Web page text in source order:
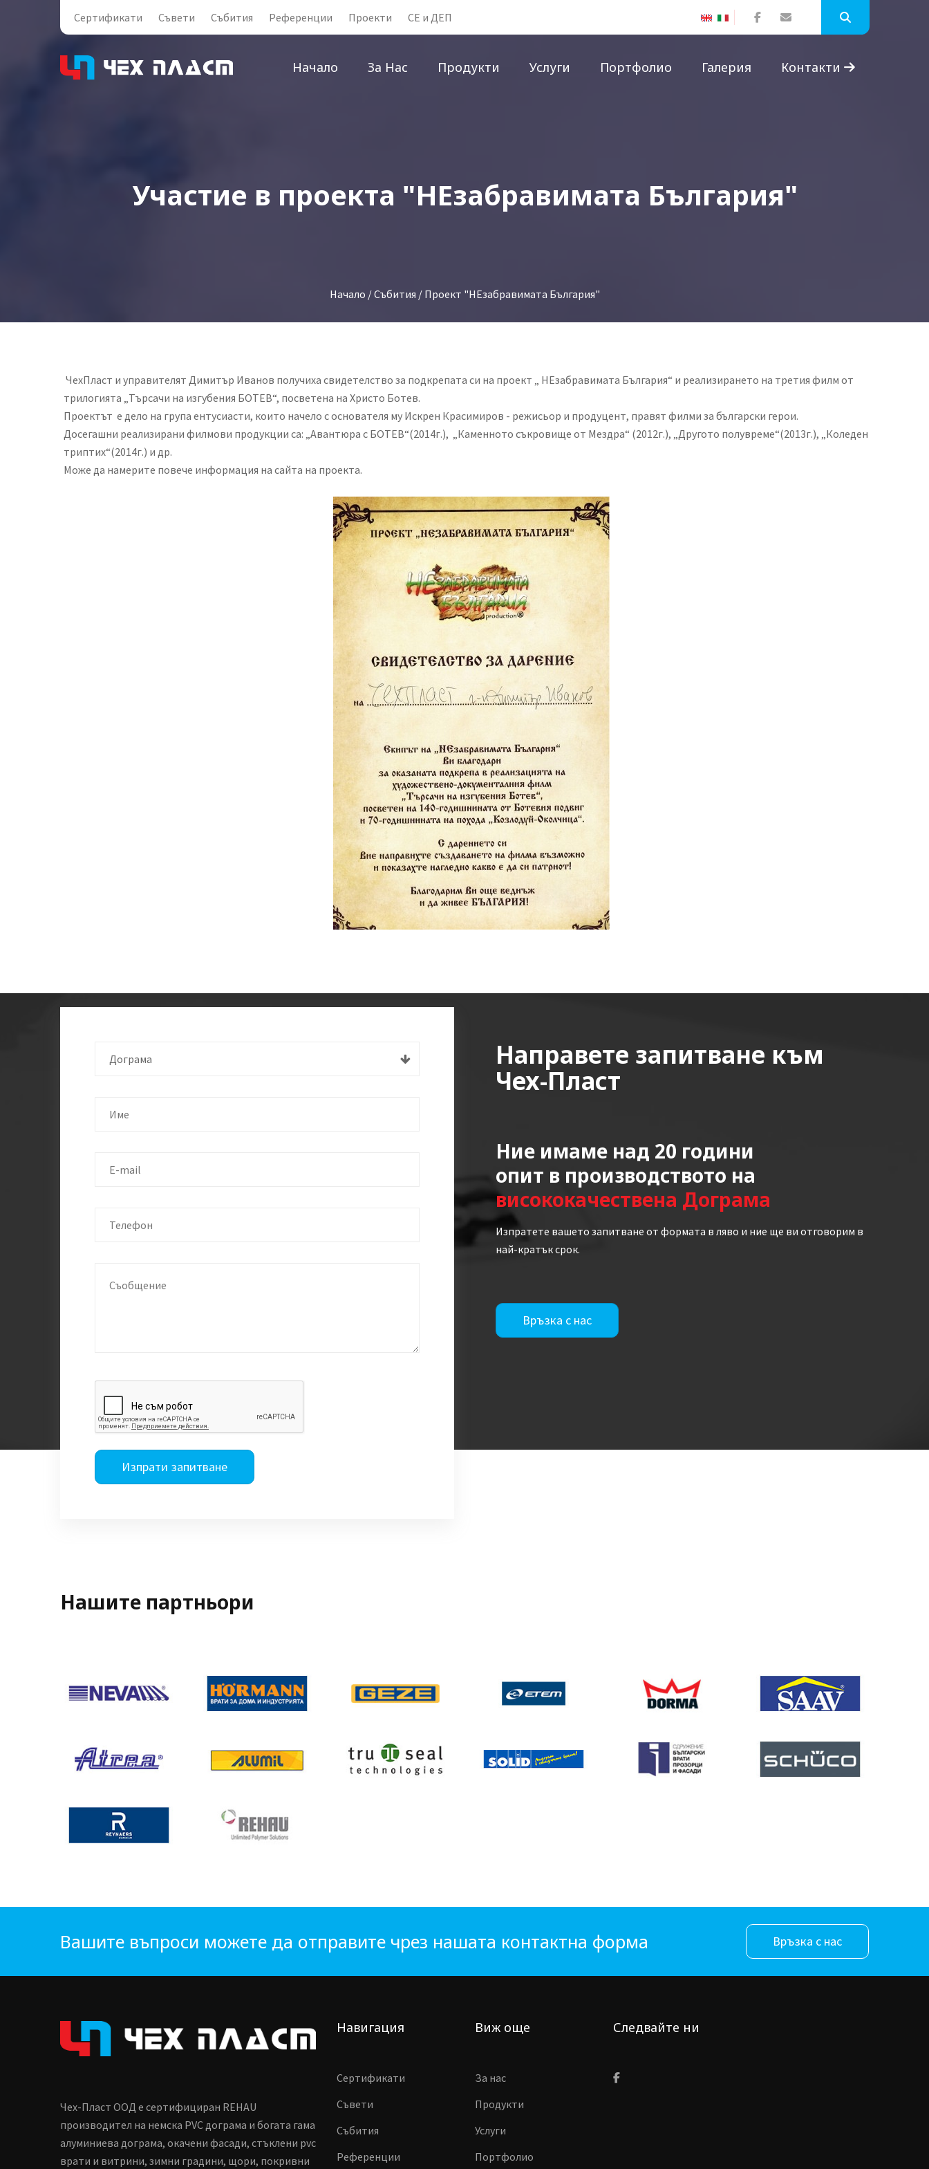
Сертификати Съвети Събития Референции Проекти CE и ДЕП
Начало За Нас Продукти Услуги Портфолио Галерия Контакти
Участие в проекта "НЕзабравимата България"
Начало /Събития / Проект "НЕзабравимата България"
ЧехПласт и управителят Димитър Иванов получиха свидетелство за подкрепата си на проект „ НЕзабравимата България“ и реализирането на третия филм от
трилогията „Търсачи на изгубения БОТЕВ“, посветена на Христо Ботев.
Проектът е дело на група ентусиасти, които начело с основателя му Искрен Красимиров - режисьор и продуцент, правят филми за български герои.
Досегашни реализирани филмови продукции са: „Авантюра с БОТЕВ“(2014г.), „Каменното съкровище от Мездра“ (2012г.), „Другото полувреме“(2013г.), „Коледен
триптих“(2014г.) и др.
Може да намерите повече информация на сайта на проекта.
Дограма
Изпрати запитване
Направете запитване към
Чех-Пласт
Ние имаме над 20 години
опит в производството на
висококачествена Дограма
Изпратете вашето запитване от формата в ляво и ние ще ви отговорим в
най-кратък срок.
Връзка с нас
Нашите партньори
Вашите въпроси можете да отправите чрез нашата контактна форма Връзка с нас
Чех-Пласт ООД е сертифициран REHAU
производител на немска PVC дограма и богата гама
алуминиева дограма, окачени фасади, стъклени pvc
врати и витрини, зимни градини, щори, покривни
Навигация
Сертификати
Съвети
Събития
Референции
Виж още
За нас
Продукти
Услуги
Портфолио
Следвайте ни